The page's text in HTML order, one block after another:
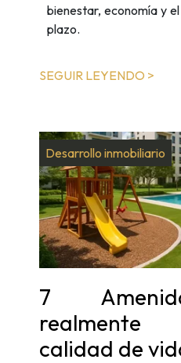
bienestar, economía y
plazo.
SEGUIR LEYENDO >
Desarrollo inmobiliario
7
calidad de